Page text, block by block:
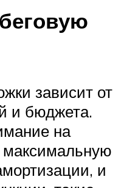
зависит от
и бюджета.
на
максимальную
и